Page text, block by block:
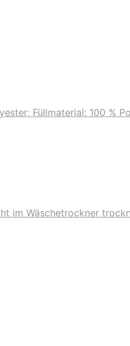
Füllmaterial: 100 %
im Wäschetrockner